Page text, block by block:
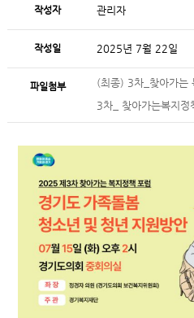
작성자 관리자
작성일 2025년 7월 22일
파일첨부
(최종) 3차_찾아가는
3차_ 찾아가는복지